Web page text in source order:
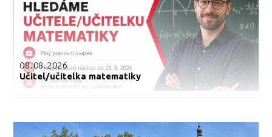
08.08.2026
Učitel/učitelka matematiky